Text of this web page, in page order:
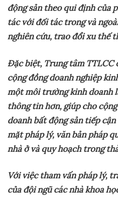
động sản theo qui định của
tác với đối tác trong và
nghiên cứu, trao đổi xu thế
Đặcbiệt, Trung tâm TTLCC
cộng đồng doanh nghiệp
một môi trường kinh doanh
thông tin hơn, giúp cho
doanh bất động sản tiếp
mặt pháp lý, văn bản pháp
nhà ở và quy hoạch trong
Vớiviệc tham vấn pháp lý,
của đội ngũ các nhà khoa